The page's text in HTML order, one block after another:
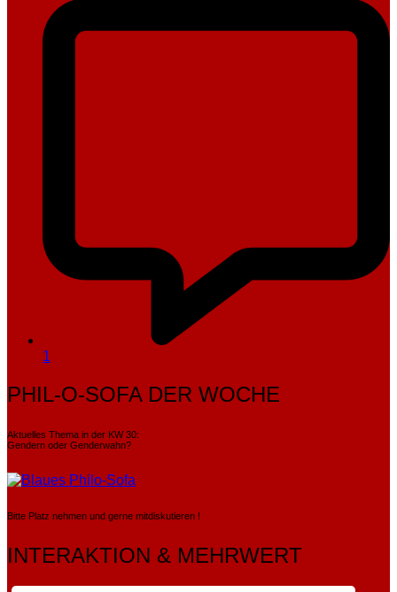
1
PHIL-O-SOFA DER WOCHE
Aktuelles Thema in der KW 30:
Gendern oder Genderwahn?
Bitte Platz nehmen und gerne mitdiskutieren !
INTERAKTION & MEHRWERT